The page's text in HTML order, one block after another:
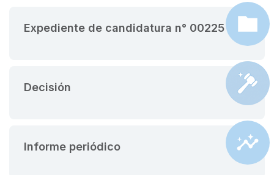
Expediente de candidatura n° 00225
Decisión
Informe periódico